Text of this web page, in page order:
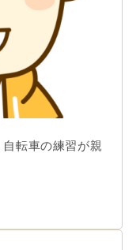
転車の練習が親